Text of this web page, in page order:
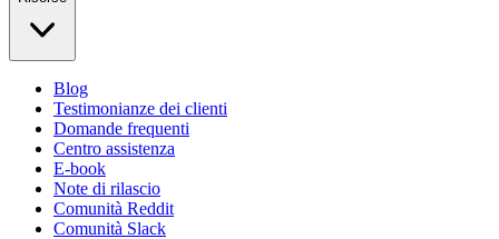
Blog
Testimonianze dei clienti
Domande frequenti
Centro assistenza
E-book
Note di rilascio
Comunità Reddit
Comunità Slack